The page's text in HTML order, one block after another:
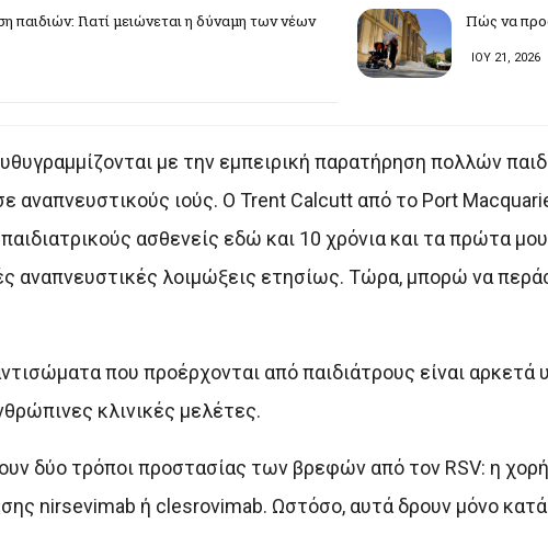
παιδιών: Γιατί μειώνεται η δύναμη των νέων Πώς να
ΙΟΥ 21, 2026
με την εμπειρική παρατήρηση πολλών
σε αναπνευστικούς ιούς. Ο Trent Calcutt από το Port
ασθενείς εδώ και 10 χρόνια και τα πρώτα
αναπνευστικές λοιμώξεις ετησίως. Τώρα, μπορώ να
που προέρχονται από παιδιάτρους είναι
κλινικές μελέτες.
δύο τρόποι προστασίας των βρεφών από τον RSV: η
nirsevimab ή clesrovimab. Ωστόσο, αυτά δρουν μόνο